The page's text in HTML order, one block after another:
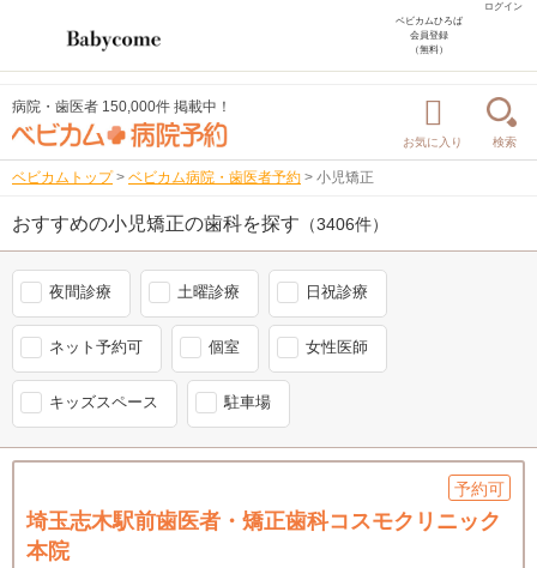
ログイン
ベビカムひろば
会員登録
（無料）
病院・歯医者 150,000件 掲載中！
お気に入り 検索
ベビカムトップ > ベビカム病院・歯医者予約 > 小児矯正
おすすめの小児矯正の歯科を探す （3406件）
夜間診療 土曜診療 日祝診療
ネット予約可 個室 女性医師
キッズスペース 駐車場
予約可
埼玉志木駅前歯医者・矯正歯科コスモクリニック
本院